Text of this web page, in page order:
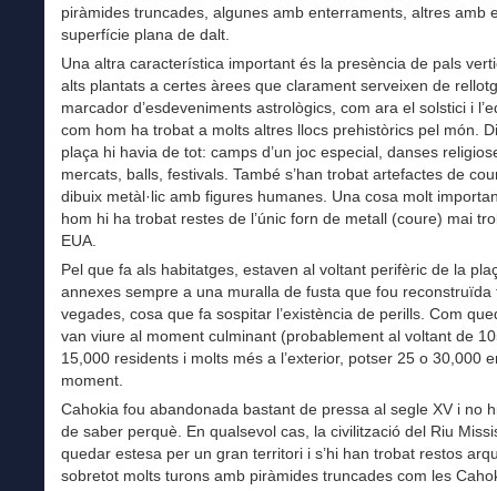
piràmides truncades, algunes amb enterraments, altres amb
superfície plana de dalt.
Una altra característica important és la presència de pals
alts plantats a certes àrees que clarament serveixen de
marcador d’esdeveniments astrològics, com ara el solstici i
com hom ha trobat a molts altres llocs prehistòrics pel món.
plaça hi havia de tot: camps d’un joc especial, danses
mercats, balls, festivals. També s’han trobat artefactes de
dibuix metàl·lic amb figures humanes. Una cosa molt
hom hi ha trobat restes de l’únic forn de metall (coure) mai
EUA.
Pel que fa als habitatges, estaven al voltant perifèric de la
annexes sempre a una muralla de fusta que fou reconstruïda
vegades, cosa que fa sospitar l’existència de perills. Com
van viure al moment culminant (probablement al voltant de
15,000 residents i molts més a l’exterior, potser 25 o 30,000
moment.
Cahokia fou abandonada bastant de pressa al segle XV i no
de saber perquè. En qualsevol cas, la civilització del Riu
quedar estesa per un gran territori i s’hi han trobat restos
sobretot molts turons amb piràmides truncades com les